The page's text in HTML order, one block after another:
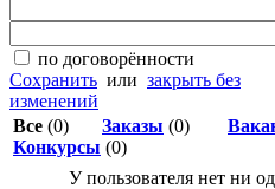
по договорённости
Сохранить или закрыть без
изменений
Все (0) Заказы (0)
Конкурсы (0)
У пользователя нет ни